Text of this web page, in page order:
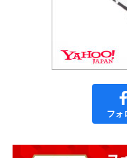
フォ